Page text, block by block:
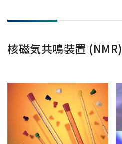
核磁気共鳴装置 (NMR)